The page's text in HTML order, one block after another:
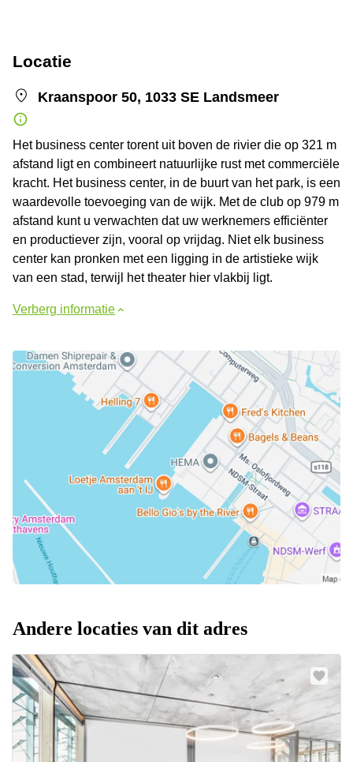
Locatie
Kraanspoor 50, 1033 SE Landsmeer
Het business center torent uit boven de rivier die op 321 m
afstand ligt en combineert natuurlijke rust met commerciële
kracht. Het business center, in de buurt van het park, is een
waardevolle toevoeging van de wijk. Met de club op 979 m
afstand kunt u verwachten dat uw werknemers efficiënter
en productiever zijn, vooral op vrijdag. Niet elk business
center kan pronken met een ligging in de artistieke wijk
van een stad, terwijl het theater hier vlakbij ligt.
Verberg informatie
Andere locaties van dit adres